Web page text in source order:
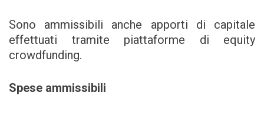
Sono ammissibili anche apporti di capitale
effettuati tramite piattaforme di equity
crowdfunding.
Spese ammissibili